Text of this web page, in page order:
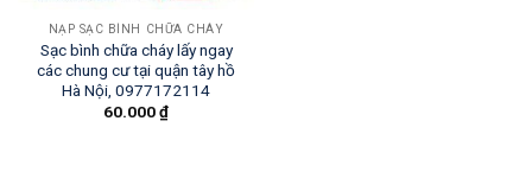
NẠP SẠC BÌNH CHỮA CHÁY
Sạc bình chữa cháy lấy ngay
các chung cư tại quận tây hồ
Hà Nội, 0977172114
60.000₫